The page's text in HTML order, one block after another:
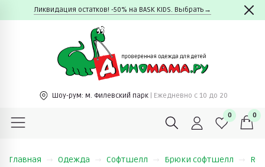
Ликвидация остатков! -50% на BASK KIDS. Выбрать→
Шоу-рум: м. Филевский парк | Ежедневно c 10 до 20
0 0
Главная Одежда Софтшелл Брюки софтшелл